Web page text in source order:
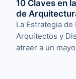
10 Claves en
de
La Estrategia
Arquitectos y
atraer a un